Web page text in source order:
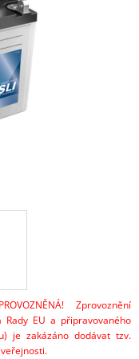
Zprovoznění
EU a připravovaného
je zakázáno dodávat tzv.